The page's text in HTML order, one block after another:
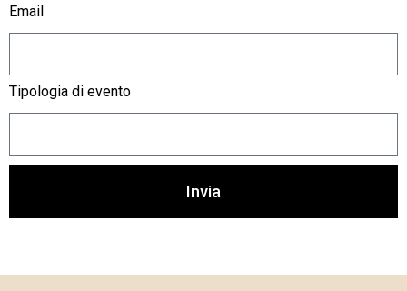
Email
Tipologia di evento
Invia